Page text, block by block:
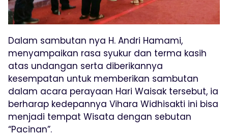
Dalam sambutan nya H. Andri Hamami,
menyampaikan rasa syukur dan terma kasih
atas undangan serta diberikannya
kesempatan untuk memberikan sambutan
dalam acara perayaan Hari Waisak tersebut, ia
berharap kedepannya Vihara Widhisakti ini bisa
menjadi tempat Wisata dengan sebutan
“Pacinan”.